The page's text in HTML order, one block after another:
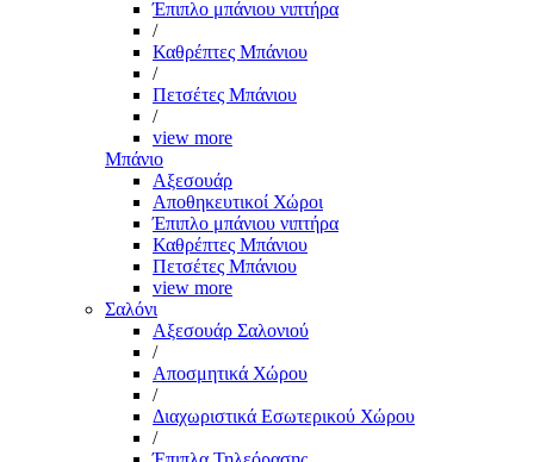
Έπιπλο μπάνιου νιπτήρα
/
Καθρέπτες Μπάνιου
/
Πετσέτες Μπάνιου
/
view more
Μπάνιο
Αξεσουάρ
Αποθηκευτικοί Χώροι
Έπιπλο μπάνιου νιπτήρα
Καθρέπτες Μπάνιου
Πετσέτες Μπάνιου
view more
Σαλόνι
Αξεσουάρ Σαλονιού
/
Αποσμητικά Χώρου
/
Διαχωριστικά Εσωτερικού Χώρου
/